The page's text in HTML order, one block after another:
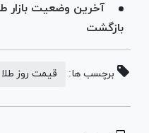
آخرین وضعیت بازار
بازگشت
برچسب ها: قیمت روز طلا